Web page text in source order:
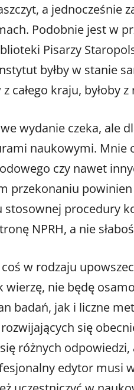
a jednocześnie
Podobnie jest w
Pisarzy
byłby w stanie
kraju, byłoby
wydanie czeka, ale
naukowymi. Mnie
czy nawet
procedury
NPRH, a nie
w rodzaju
nie będę
badań, jak i liczne
się
różnych
edytor musi